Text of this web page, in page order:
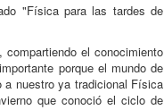
"Física para las tardes de
el conocimiento
porque el mundo de
nuestro ya tradicional Física
que conoció el ciclo de